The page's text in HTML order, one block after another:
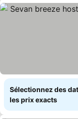
Sélectionnez des
les prix exacts